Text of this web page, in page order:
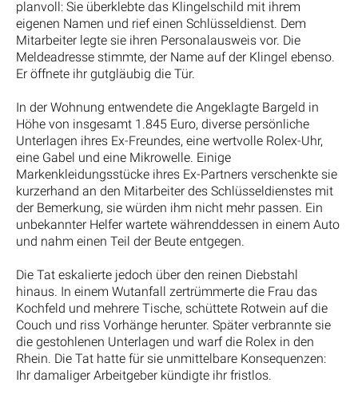
planvoll: Sie überklebte das Klingelschild mit ihrem
eigenen Namen und rief einen Schlüsseldienst. Dem
Mitarbeiter legte sie ihren Personalausweis vor. Die
Meldeadresse stimmte, der Name auf der Klingel ebenso.
Er öffnete ihr gutgläubig die Tür.
In der Wohnung entwendete die Angeklagte Bargeld in
Höhe von insgesamt 1.845 Euro, diverse persönliche
Unterlagen ihres Ex-Freundes, eine wertvolle Rolex-Uhr,
eine Gabel und eine Mikrowelle. Einige
Markenkleidungsstücke ihres Ex-Partners verschenkte sie
kurzerhand an den Mitarbeiter des Schlüsseldienstes mit
der Bemerkung, sie würden ihm nicht mehr passen. Ein
unbekannter Helfer wartete währenddessen in einem Auto
und nahm einen Teil der Beute entgegen.
Die Tat eskalierte jedoch über den reinen Diebstahl
hinaus. In einem Wutanfall zertrümmerte die Frau das
Kochfeld und mehrere Tische, schüttete Rotwein auf die
Couch und riss Vorhänge herunter. Später verbrannte sie
die gestohlenen Unterlagen und warf die Rolex in den
Rhein. Die Tat hatte für sie unmittelbare Konsequenzen:
Ihr damaliger Arbeitgeber kündigte ihr fristlos.